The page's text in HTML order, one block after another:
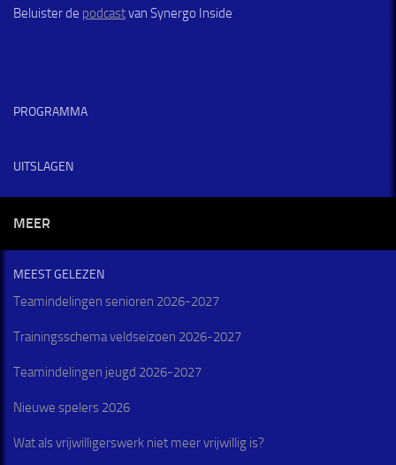
Beluister de podcastvan Synergo Inside
PROGRAMMA
UITSLAGEN
MEER
MEEST GELEZEN
Teamindelingen senioren 2026-2027
Trainingsschema veldseizoen 2026-2027
Teamindelingen jeugd 2026-2027
Nieuwe spelers 2026
Wat als vrijwilligerswerk niet meer vrijwillig is?